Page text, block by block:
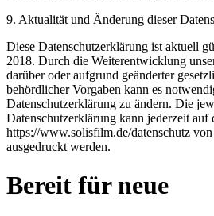
9. Aktualität und Änderung dieser
Diese Datenschutzerklärung ist aktuell
2018. Durch die Weiterentwicklung
darüber oder aufgrund geänderter
behördlicher Vorgaben kann es
Datenschutzerklärung zu ändern. Die
Datenschutzerklärung kann jederzeit auf
https://www.solisfilm.de/datenschutz
ausgedruckt werden.
Bereit für neue